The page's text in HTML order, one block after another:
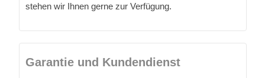
stehen wir Ihnen gerne zur Verfügung.
Garantie und Kundendienst